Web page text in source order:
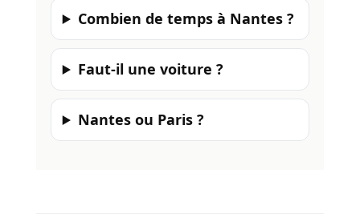
Combien de temps à Nantes ?
Faut-il une voiture ?
Nantes ou Paris ?